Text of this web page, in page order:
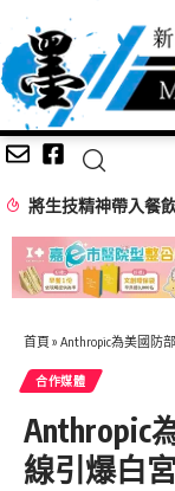
首頁 » Anthropic為美國防
合作媒體
Anthropic
線引爆白